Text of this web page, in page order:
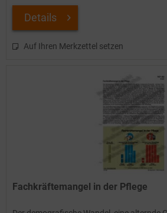
Details
Auf Ihren Merkzettel setzen
Fachkräftemangel in der Pflege